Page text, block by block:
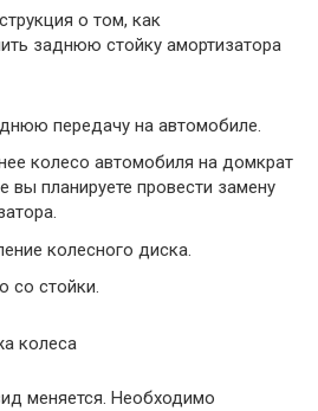
о том, как
заднюю стойку амортизатора
передачу на автомобиле.
колесо автомобиля на домкрат
вы планируете провести замену
колесного диска.
со стойки.
меняется. Необходимо